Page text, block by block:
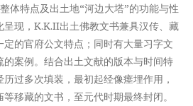
体特点及出土地“河边大塔”的功能与性
呈现，K.K.II出土佛教文书兼具汉传、藏
的官府公文特点；同时有大量习字文
案例。结合出土文献的版本与时间特
过多次填装，最初起经像瘗埋作用，
移藏的文书，至元代时期最终封闭。